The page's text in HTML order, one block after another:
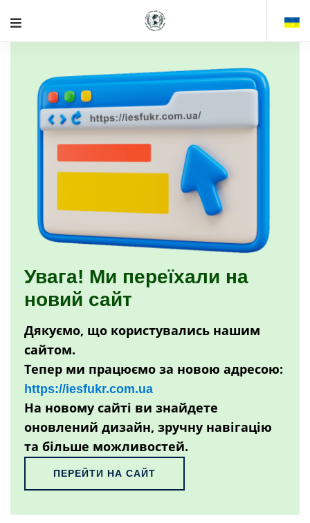
Увага! Ми переїхали на
новий сайт
Дякуємо, що користувались нашим
сайтом.
Тепер ми працюємо за новою адресою:
https://iesfukr.com.ua
На новому сайті ви знайдете
оновлений дизайн, зручну навігацію
та більше можливостей.
ПЕРЕЙТИ НА САЙТ